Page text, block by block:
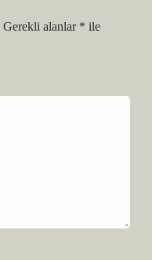
Gerekli alanlar * ile